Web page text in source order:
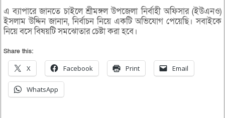
এ ব্যাপারে জানতে চাইলে শ্রীমঙ্গল উপজেলা নির্বাহী অফিসার (ইউএনও)
ইসলাম উদ্দিন জানান, নির্বাচন নিয়ে একটি অভিযোগ পেয়েছি। সবাইকে
নিয়ে বসে বিষয়টি সমঝোতার চেষ্টা করা হবে।
Share this:
X Facebook Print Email
WhatsApp